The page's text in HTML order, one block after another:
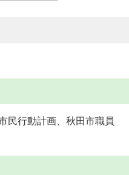
民行動計画、秋田市職員